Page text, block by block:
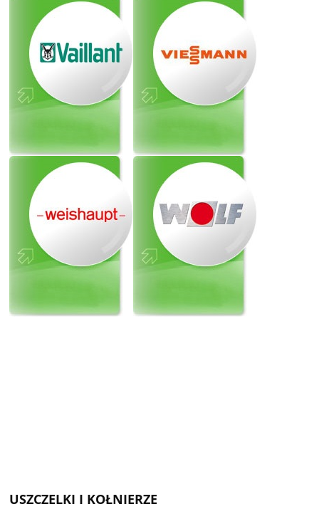
USZCZELKI I KOŁNIERZE